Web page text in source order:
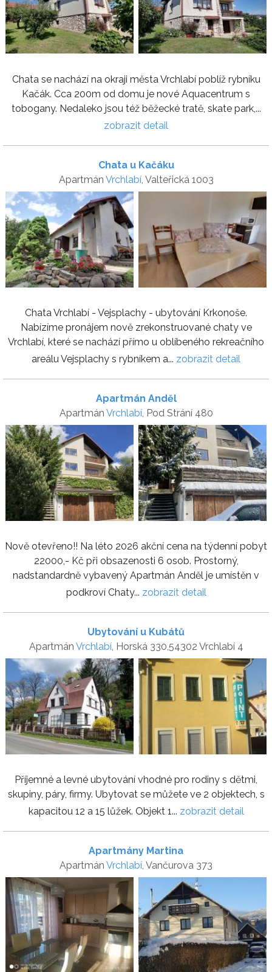
Chata se nachází na okraji města Vrchlabí poblíž rybníku
Kačák. Cca 200m od domu je nové Aquacentrum s
tobogany. Nedaleko jsou též běžecké tratě, skate park,...
zobrazit detail
Chata u Kačáku
Apartmán Vrchlabí, Valteřická 1003
Chata Vrchlabí - Vejsplachy - ubytování Krkonoše.
Nabízíme pronájem nově zrekonstruované chaty ve
Vrchlabí, které se nachází přímo u oblíbeného rekreačního
areálu Vejsplachy s rybníkem a... zobrazit detail
Apartmán Anděl
Apartmán Vrchlabí, Pod Strání 480
Nově otevřeno!! Na léto 2026 akční cena na týdenní pobyt
22000,- Kč při obsazenosti 6 osob. Prostorný,
nadstandardně vybavený Apartmán Anděl je umístěn v
podkroví Chaty... zobrazit detail
Ubytování u Kubátů
Apartmán Vrchlabí, Horská 330,54302 Vrchlabí 4
Příjemné a levné ubytování vhodné pro rodiny s dětmi,
skupiny, páry, firmy. Ubytovat se můžete ve 2 objektech, s
kapacitou 12 a 15 lůžek. Objekt 1... zobrazit detail
Apartmány Martina
Apartmán Vrchlabí, Vančurova 373